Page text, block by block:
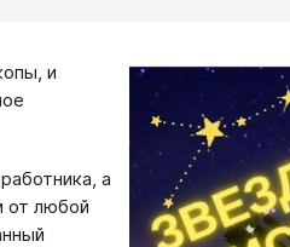
и
а
от любой